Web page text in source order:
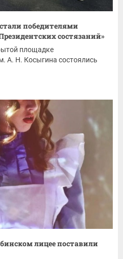
победителями
состязаний»
площадке
А. Н. Косыгина состоялись
лицее поставили